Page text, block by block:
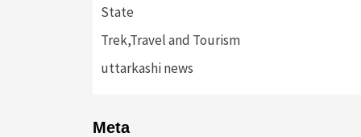
State
Trek,Travel and Tourism
uttarkashi news
Meta